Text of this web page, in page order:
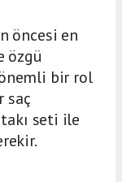
öncesi en
özgü
bir rol
saç
seti ile